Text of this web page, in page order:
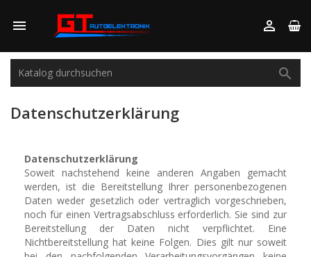
 

Datenschutzerklärung
Datenschutzerklärung
Soweit nachstehend keine anderen Angaben gemacht
werden, ist die Bereitstellung Ihrer personenbezogenen
Daten weder gesetzlich oder vertraglich vorgeschrieben,
noch für einen Vertragsabschluss erforderlich. Sie sind zur
Bereitstellung der Daten nicht verpflichtet. Eine
Nichtbereitstellung hat keine Folgen. Dies gilt nur soweit